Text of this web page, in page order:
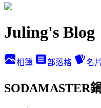
Juling's Blog
相簿 部落格 名片
SODAMASTER